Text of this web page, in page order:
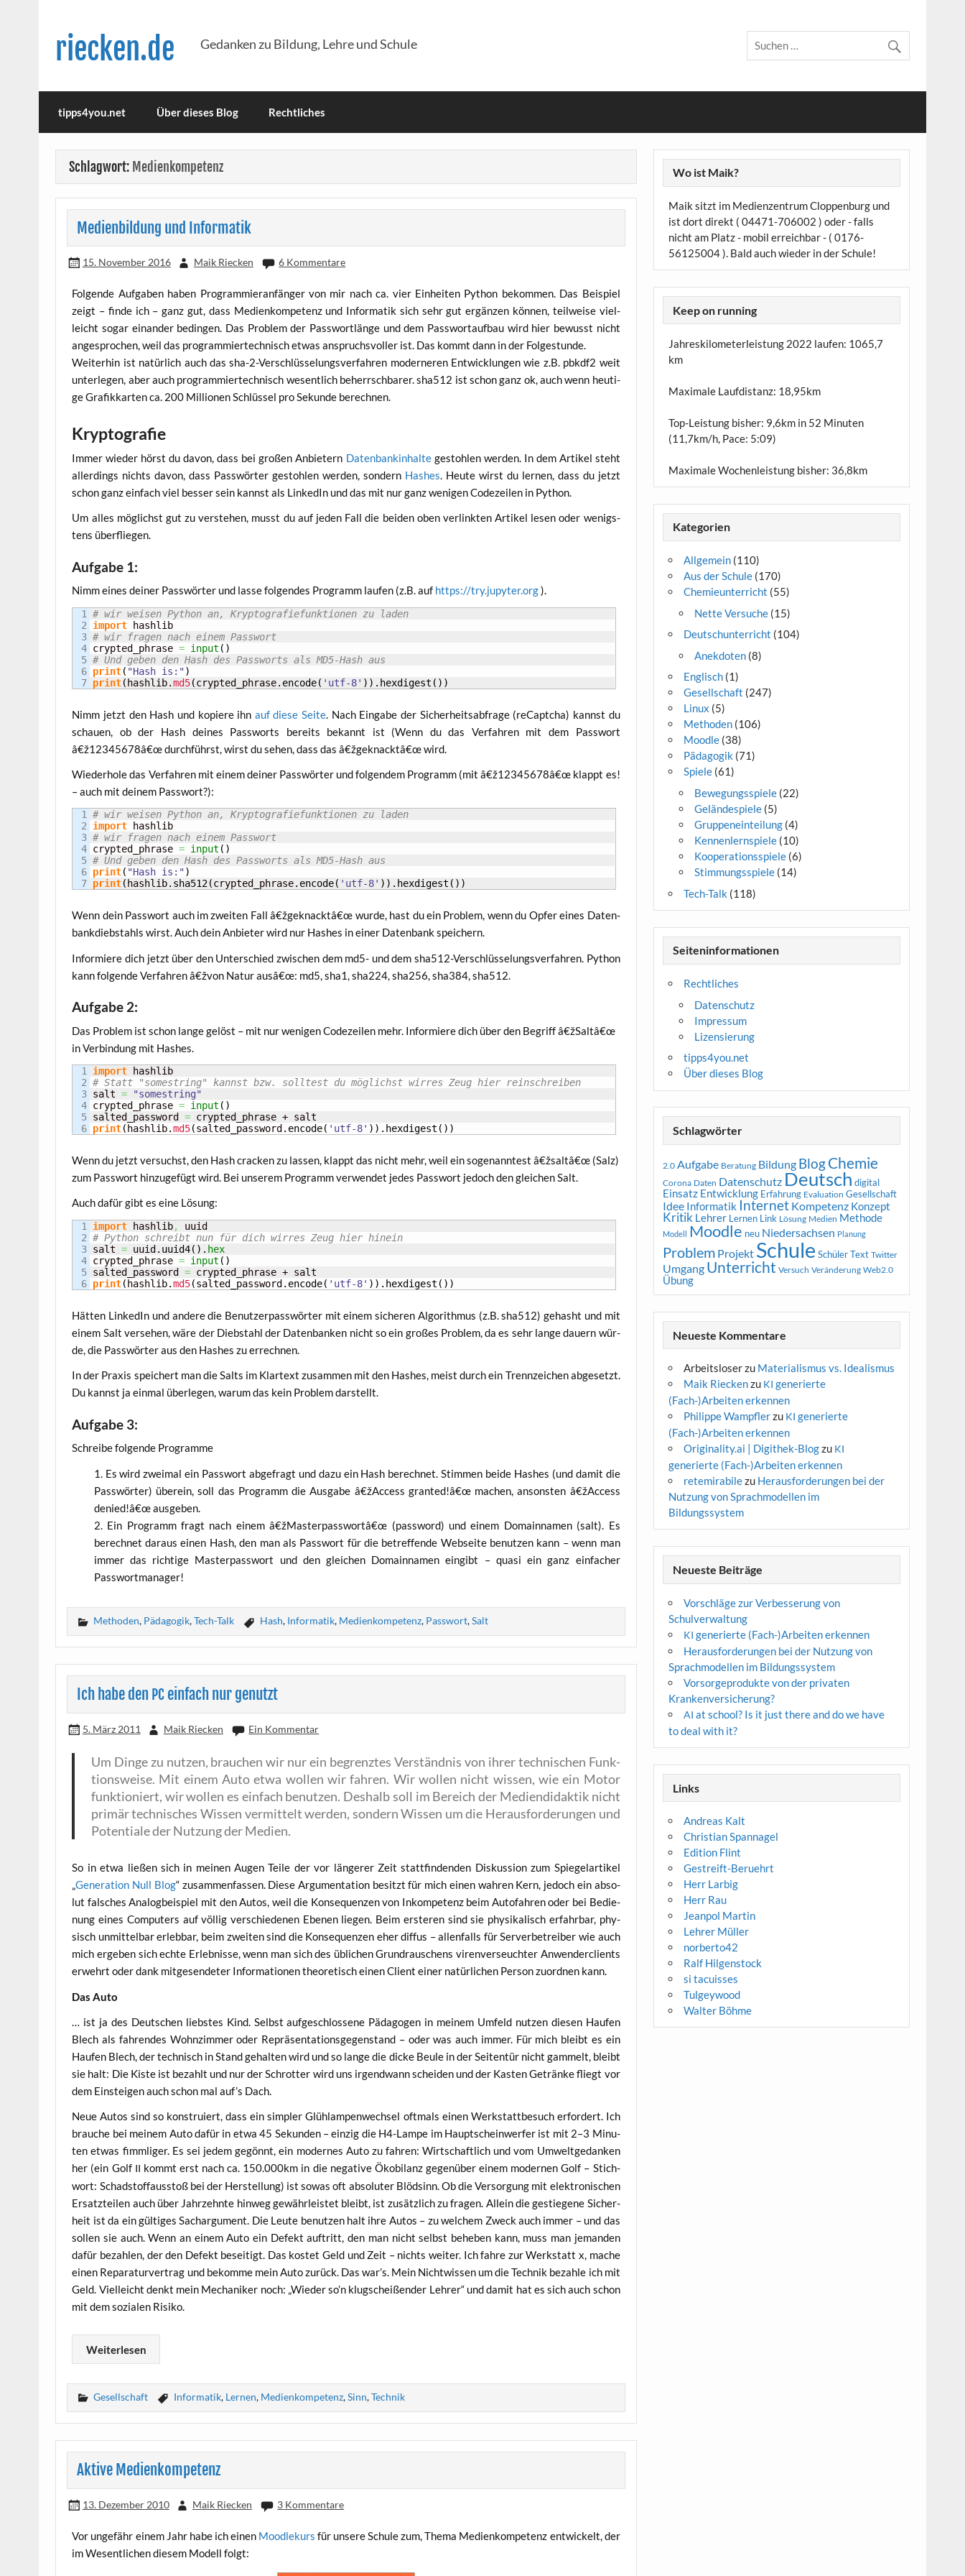
riecken.de Gedanken zu Bildung, Lehre und Schule
tipps4you.net Über dieses Blog Rechtliches
Schlagwort: Medienkompetenz
Medienbildung und Informatik
15. November 2016 Maik Riecken 6 Kommentare
Fol­gen­de Auf­ga­ben haben Pro­gram­mier­an­fän­ger von mir nach ca. vier Ein­hei­ten Python bekom­men. Das Bei­spiel
zeigt – fin­de ich – ganz gut, dass Medi­en­kom­pe­tenz und Infor­ma­tik sich sehr gut ergän­zen kön­nen, teil­wei­se viel­
leicht sogar ein­an­der bedin­gen. Das Pro­blem der Pass­wort­län­ge und dem Pass­wort­auf­bau wird hier bewusst nicht
ange­spro­chen, weil das pro­gram­mier­tech­nisch etwas anspruchs­vol­ler ist. Das kommt dann in der Folgestunde.
Wei­ter­hin ist natür­lich auch das sha-2-Ver­schlüs­se­lungs­ver­fah­ren moder­ne­ren Ent­wick­lun­gen wie z.B. pbkdf2 weit
unter­le­gen, aber auch pro­gram­mier­tech­nisch wesent­lich beherrsch­ba­rer. sha512 ist schon ganz ok, auch wenn heu­ti­
ge Gra­fik­kar­ten ca. 200 Mil­lio­nen Schlüs­sel pro Sekun­de berechnen.
Kryptografie
Immer wie­der hörst du davon, dass bei gro­ßen Anbie­tern Daten­bank­in­hal­tegestoh­len wer­den. In dem Arti­kel steht
aller­dings nichts davon, dass Pass­wör­ter gestoh­len wer­den, son­dern Hash­es. Heu­te wirst du ler­nen, dass du jetzt
schon ganz ein­fach viel bes­ser sein kannst als Lin­ke­dIn und das mit nur ganz weni­gen Code­zei­len in Python.
Um alles mög­lichst gut zu ver­ste­hen, musst du auf jeden Fall die bei­den oben ver­link­ten Arti­kel lesen oder wenigs­
tens überfliegen.
Aufgabe 1:
Nimm eines dei­ner Pass­wör­ter und las­se fol­gen­des Pro­gramm lau­fen (z.B. auf https://try.jupyter.org).
1
2
3
4
5
6
# wir weisen Python an, Kryptografiefunktionen zu laden
import
# wir fragen nach einem Passwort
crypted_phrase = input ( )
# Und geben den Hash des Passworts als MD5-Hash aus
print( "Hash is:")
print( hashlib.md5(crypted_phrase. encode( 'utf-8' ) ) . hexdigest ( ) )
Nimm jetzt den Hash und kopie­re ihn auf die­se Sei­te. Nach Ein­ga­be der Sicher­heits­ab­fra­ge (reCaptcha) kannst du
schau­en, ob der Hash dei­nes Pass­worts bereits bekannt ist (Wenn du das Ver­fah­ren mit dem Pass­wort
â€ž12345678â€œ durch­führst, wirst du sehen, dass das â€žgeknacktâ€œ wird.
Wie­der­ho­le das Ver­fah­ren mit einem dei­ner Pass­wör­ter und fol­gen­dem Pro­gramm (mit â€ž12345678â€œ klappt es!
– auch mit dei­nem Passwort?):
1
2
3
4
5
6
# wir weisen Python an, Kryptografiefunktionen zu laden
import
# wir fragen nach einem Passwort
crypted_phrase = input ( )
# Und geben den Hash des Passworts als MD5-Hash aus
print( "Hash is:")
print( hashlib. sha512(crypted_phrase. encode( 'utf-8' ) ) . hexdigest ( ) )
Wenn dein Pass­wort auch im zwei­ten Fall â€žgeknacktâ€œ wur­de, hast du ein Pro­blem, wenn du Opfer eines Daten­
bank­dieb­stahls wirst. Auch dein Anbie­ter wird nur Hash­es in einer Daten­bank speichern.
Infor­mie­re dich jetzt über den Unter­schied zwi­schen dem md5- und dem sha512-Ver­schlüs­se­lungs­ver­fah­ren. Python
kann fol­gen­de Ver­fah­ren â€žvon Natur ausâ€œ: md5, sha1, sha224, sha256, sha384, sha512.
Aufgabe 2:
Das Pro­blem ist schon lan­ge gelöst – mit nur weni­gen Code­zei­len mehr. Infor­mie­re dich über den Begriff â€žSaltâ€œ
in Ver­bin­dung mit Hashes.
1
2
3
4
5
import
# Statt "somestring" kannst bzw. solltest du möglichst wirres Zeug hier reinschreiben
salt =
"somestring"
crypted_phrase = input ( )
salted_password =
print( hashlib.md5(salted_password. encode( 'utf-8' ) ) . hexdigest ( ) )
Wenn du jetzt ver­suchst, den Hash cra­cken zu las­sen, klappt das nicht mehr, weil ein soge­nann­test â€žsaltâ€œ (Salz)
zum Pass­wort hin­zu­ge­fügt wird. Bei unse­rem Pro­gramm ver­wen­det jedes Pass­wort jedoch den glei­chen Salt.
Auch dafür gibt es eine Lösung:
1
2
3
4
5
import hashlib,
# Python schreibt nun für dich wirres Zeug hier hinein
salt = uuid. uuid4( ) . hex
crypted_phrase = input ( )
salted_password =
print( hashlib.md5(salted_password. encode( 'utf-8' ) ) . hexdigest ( ) )
Hät­ten Lin­ke­dIn und ande­re die Benut­zer­pass­wör­ter mit einem siche­ren Algo­rith­mus (z.B. sha512) gehasht und mit
einem Salt ver­se­hen, wäre der Dieb­stahl der Daten­ban­ken nicht so ein gro­ßes Pro­blem, da es sehr lan­ge dau­ern wür­
de, die Pass­wör­ter aus den Hash­es zu errechnen.
In der Pra­xis spei­chert man die Salts im Klar­text zusam­men mit den Hash­es, meist durch ein Trenn­zei­chen abge­setzt.
Du kannst ja ein­mal über­le­gen, war­um das kein Pro­blem darstellt.
Aufgabe 3:
Schrei­be fol­gen­de Programme
Es wird zwei­mal ein Pass­wort abge­fragt und dazu ein Hash berech­net. Stim­men bei­de Hash­es (und damit die
Pass­wör­ter) über­ein, soll das Pro­gramm die Aus­ga­be â€žAccess granted!â€œ machen, ansons­ten â€žAccess
denied!â€œ ausgeben.
Ein Pro­gramm fragt nach einem â€žMasterpasswortâ€œ (pass­word) und einem Domain­na­men (salt). Es
berech­net dar­aus einen Hash, den man als Pass­wort für die betref­fen­de Web­sei­te benut­zen kann – wenn man
immer das rich­ti­ge Mas­ter­pass­wort und den glei­chen Domain­na­men ein­gibt – qua­si ein ganz ein­fa­cher
Passwortmanager!
Methoden, Pädagogik,Tech-Talk Hash, Informatik, Medienkompetenz, Passwort,Salt
Ich habe den PCeinfach nur genutzt
5. März 2011 Maik Riecken Ein Kommentar
Um Din­ge zu nut­zen, brau­chen wir nur ein begrenz­tes Ver­ständ­nis von ihrer tech­ni­schen Funk­
ti­ons­wei­se. Mit einem Auto etwa wol­len wir fah­ren. Wir wol­len nicht wis­sen, wie ein Motor
funk­tio­niert, wir wol­len es ein­fach benut­zen. Des­halb soll im Bereich der Medi­en­di­dak­tik nicht
pri­mär tech­ni­sches Wis­sen ver­mit­telt wer­den, son­dern Wis­sen um die Her­aus­for­de­run­gen und
Poten­tia­le der Nut­zung der Medien.
So in etwa lie­ßen sich in mei­nen Augen Tei­le der vor län­ge­rer Zeit statt­fin­den­den Dis­kus­si­on zum Spie­gel­ar­ti­kel
„Gene­ra­ti­on Null Blog“ zusam­men­fas­sen. Die­se Argu­men­ta­ti­on besitzt für mich einen wah­ren Kern, jedoch ein abso­
lut fal­sches Ana­log­bei­spiel mit den Autos, weil die Kon­se­quen­zen von Inkom­pe­tenz beim Auto­fah­ren oder bei Bedie­
nung eines Com­pu­ters auf völ­lig ver­schie­de­nen Ebe­nen lie­gen. Beim ers­te­ren sind sie phy­si­ka­lisch erfahr­bar, phy­
sisch unmit­tel­bar erleb­bar, beim zwei­ten sind die Kon­se­quen­zen eher dif­fus – allen­falls für Ser­ver­be­trei­ber wie auch
mich erge­ben sich ech­te Erleb­nis­se, wenn man sich des übli­chen Grund­rau­schens viren­ver­seuch­ter Anwen­der­cli­ents
erwehrt oder dank mit­ge­sen­de­ter Infor­ma­tio­nen theo­re­tisch einen Cli­ent einer natür­li­chen Per­son zuord­nen kann.
Das Auto
… ist ja des Deut­schen liebs­tes Kind. Selbst auf­ge­schlos­se­ne Päd­ago­gen in mei­nem Umfeld nut­zen die­sen Hau­fen
Blech als fah­ren­des Wohn­zim­mer oder Reprä­sen­ta­ti­ons­ge­gen­stand – oder was auch immer. Für mich bleibt es ein
Hau­fen Blech, der tech­nisch in Stand gehal­ten wird und so lan­ge die dicke Beu­le in der Sei­ten­tür nicht gam­melt, bleibt
sie halt: Die Kis­te ist bezahlt und nur der Schrot­ter wird uns irgend­wann schei­den und der Kas­ten Geträn­ke fliegt vor
dem Ein­stei­gen auch schon mal auf’s Dach.
Neue Autos sind so kon­stru­iert, dass ein simp­ler Glüh­lam­pen­wech­sel oft­mals einen Werk­statt­be­such erfor­dert. Ich
brau­che bei mei­nem Auto dafür in etwa 45 Sekun­den – ein­zig die H4-Lam­pe im Haupt­schein­wer­fer ist mit 2–3 Minu­
ten etwas fimm­li­ger. Es sei jedem gegönnt, ein moder­nes Auto zu fah­ren: Wirt­schaft­lich und vom Umwelt­ge­dan­ken
her (ein Golf II kommt erst nach ca. 150.000km in die nega­ti­ve Öko­bi­lanz gegen­über einem moder­nen Golf – Stich­
wort: Schad­stoff­aus­stoß bei der Her­stel­lung) ist sowas oft abso­lu­ter Blöd­sinn. Ob die Ver­sor­gung mit elek­tro­ni­schen
Ersatz­tei­len auch über Jahr­zehn­te hin­weg gewähr­leis­tet bleibt, ist zusätz­lich zu fra­gen. Allein die gestie­ge­ne Sicher­
heit ist da ein gül­ti­ges Sach­ar­gu­ment. Die Leu­te benut­zen halt ihre Autos – zu wel­chem Zweck auch immer – und das
sol­len sie auch. Wenn an einem Auto ein Defekt auf­tritt, den man nicht selbst behe­ben kann, muss man jeman­den
dafür bezah­len, der den Defekt besei­tigt. Das kos­tet Geld und Zeit – nichts wei­ter. Ich fah­re zur Werk­statt x, mache
einen Repa­ra­tur­ver­trag und bekom­me mein Auto zurück. Das war’s. Mein Nicht­wis­sen um die Tech­nik bezah­le ich mit
Geld. Viel­leicht denkt mein Mecha­ni­ker noch: „Wie­der so’n klug­schei­ßen­der Leh­rer“ und damit hat es sich auch schon
mit dem sozia­len Risiko.
Wei­ter­le­sen
Gesellschaft Informatik, Lernen, Medienkompetenz,Sinn,Technik
Aktive Medienkompetenz
13. Dezember 2010 Maik Riecken 3 Kommentare
Vor unge­fähr einem Jahr habe ich einenMood­le­kurs für unse­re Schu­le zum, The­ma Medi­en­kom­pe­tenz ent­wi­ckelt, der
im Wesent­li­chen die­sem Modell folgt:
Wo ist Maik?
Maik sitzt im Medienzentrum Cloppenburg und
ist dort direkt ( 04471-706002 ) oder - falls
nicht am Platz - mobil erreichbar - ( 0176-
56125004 ). Bald auch wieder in der Schule!
Keep on running
Jahreskilometerleistung 2022 laufen: 1065,7
km
Maximale Laufdistanz: 18,95km
Top-Leistung bisher: 9,6km in 52 Minuten
(11,7km/h, Pace: 5:09)
Maximale Wochenleistung bisher: 36,8km
Kategorien
Allgemein (110)
Aus der Schule (170)
Chemieunterricht (55)
Nette Versuche (15)
Deutschunterricht (104)
Anekdoten (8)
Englisch (1)
Gesellschaft (247)
Linux (5)
Methoden (106)
Moodle (38)
Pädagogik (71)
Spiele (61)
Bewegungsspiele (22)
Geländespiele (5)
Gruppeneinteilung (4)
Kennenlernspiele (10)
Kooperationsspiele (6)
Stimmungsspiele (14)
Tech-Talk (118)
Seiteninformationen
Rechtliches
Datenschutz
Impressum
Lizensierung
tipps4you.net
Über dieses Blog
Schlagwörter
2.0 Aufgabe Beratung Bildung BlogChemie
Corona Daten Datenschutz Deutsch digital
Einsatz Entwicklung Erfahrung Evaluation Gesellschaft
Idee Informatik Internet Kompetenz Konzept
Kritik Lehrer Lernen Link Lösung Medien Methode
Modell Moodle neu Niedersachsen Planung
Problem Projekt Schule Schüler Text Twitter
Umgang Unterricht Versuch Veränderung Web2.0
Übung
Neueste Kommentare
Arbeitsloserzu Materialismus vs. Idealismus
Maik Rieckenzu KI generierte
(Fach-)Arbeiten erkennen
Philippe Wampflerzu KI generierte
(Fach-)Arbeiten erkennen
Originality.ai | Digithek-Blogzu KI
generierte (Fach-)Arbeiten erkennen
retemirabilezu Herausforderungen bei der
Nutzung von Sprachmodellen im
Bildungssystem
Neueste Beiträge
Vorschläge zur Verbesserung von
Schulverwaltung
KI generierte (Fach-)Arbeiten erkennen
Herausforderungen bei der Nutzung von
Sprachmodellen im Bildungssystem
Vorsorgeprodukte von der privaten
Krankenversicherung?
AI at school? Is it just there and do we have
to deal with it?
Links
Andreas Kalt
Christian Spannagel
Edition Flint
Gestreift-Beruehrt
Herr Larbig
Herr Rau
Jeanpol Martin
Lehrer Müller
norberto42
Ralf Hilgenstock
si tacuisses
Tulgeywood
Walter Böhme